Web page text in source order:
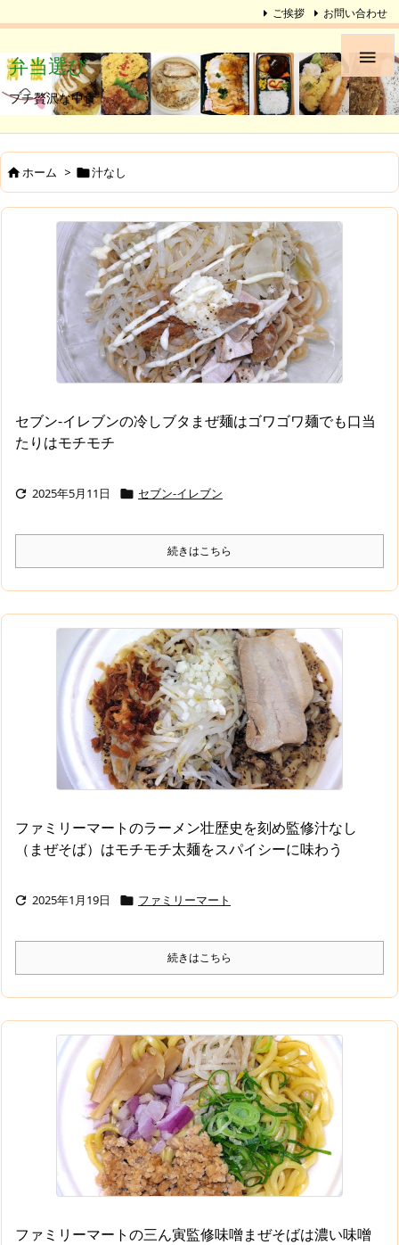

ご挨拶 お問い合わせ
弁当選び
プチ贅沢な中食
ホーム > 汁なし
セブン-イレブンの冷しブタまぜ麺はゴワゴワ麺でも口当
たりはモチモチ
 2025年5月11日  セブン-イレブン
続きはこちら
ファミリーマートのラーメン壮歴史を刻め監修汁なし
（まぜそば）はモチモチ太麺をスパイシーに味わう
 2025年1月19日  ファミリーマート
続きはこちら
ファミリーマートの三ん寅監修味噌まぜそばは濃い味噌